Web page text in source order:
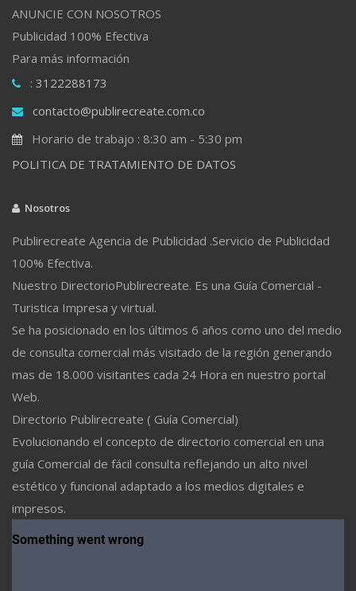
ANUNCIE CON NOSOTROS
Publicidad 100% Efectiva
Para más información
: 3122288173
contacto@publirecreate.com.co
Horario de trabajo : 8:30 am - 5:30 pm
POLITICA DE TRATAMIENTO DE DATOS
Nosotros
Publirecreate Agencia de Publicidad .Servicio de Publicidad
100% Efectiva.
Nuestro DirectorioPublirecreate. Es una Guía Comercial -
Turistica Impresa y virtual.
Se ha posicionado en los últimos 6 años como uno del medio
de consulta comercial más visitado de la región generando
mas de 18.000 visitantes cada 24 Hora en nuestro portal
Web.
Directorio Publirecreate ( Guía Comercial)
Evolucionando el concepto de directorio comercial en una
guía Comercial de fácil consulta reflejando un alto nivel
estético y funcional adaptado a los medios digitales e
impresos.